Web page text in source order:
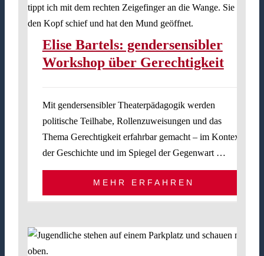
Elise Bartels: gendersensibler
Workshop über Gerechtigkeit
Mit gendersensibler Theaterpädagogik werden
politische Teilhabe, Rollenzuweisungen und das
Thema Gerechtigkeit erfahrbar gemacht – im Kontext
der Geschichte und im Spiegel der Gegenwart …
MEHR ERFAHREN